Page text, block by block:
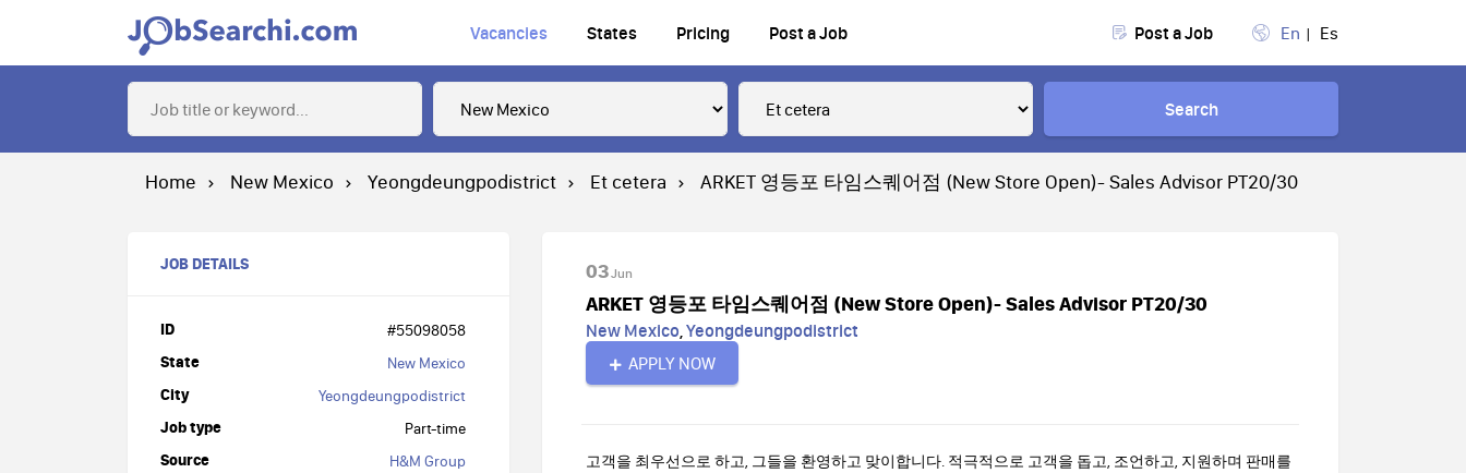
Vacancies States Pricing Post a Job Post a Job En Es
Search
Home New Mexico Yeongdeungpodistrict Et cetera ARKET 영등포 타임스퀘어점 (New Store Open)- Sales Advisor PT20/30
JOB DETAILS
ID #55098058
State New Mexico
City Yeongdeungpodistrict
Job type Part-time
Source H&M Group
03Jun
ARKET 영등포 타임스퀘어점 (New Store Open)- Sales Advisor PT20/30
New Mexico,Yeongdeungpodistrict
APPLY NOW
고객을 최우선으로 하고, 그들을 환영하고 맞이합니다. 적극적으로 고객을 돕고, 조언하고, 지원하며 판매를